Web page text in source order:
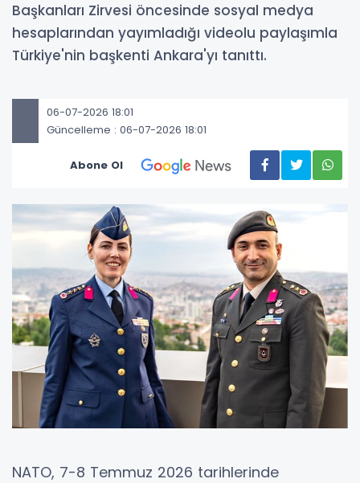
Başkanları Zirvesi öncesinde sosyal medya
hesaplarından yayımladığı videolu paylaşımla
Türkiye'nin başkenti Ankara'yı tanıttı.
06-07-2026 18:01
Güncelleme : 06-07-2026 18:01
Abone Ol
NATO, 7-8 Temmuz 2026 tarihlerinde